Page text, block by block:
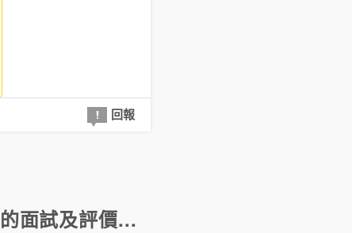
回報
的面試及評價...